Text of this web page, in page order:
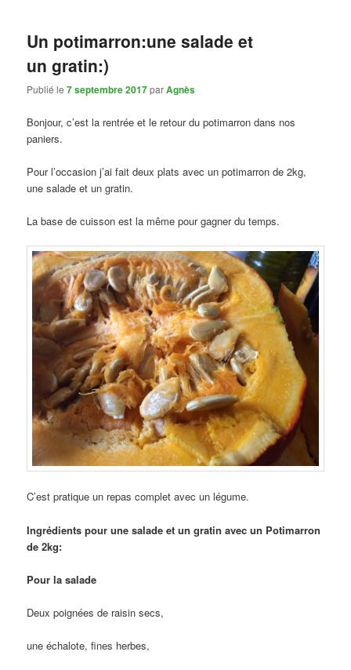
Un potimarron:une salade et
un gratin:)
Publié le7 septembre 2017parAgnès
Bonjour, c’est la rentrée et le retour du potimarron dans nos
paniers.
Pour l’occasion j’ai fait deux plats avec un potimarron de 2kg,
une salade et un gratin.
La base de cuisson est la même pour gagner du temps.
C’est pratique un repas complet avec un légume.
Ingrédients pour une salade et un gratin avec un Potimarron
de 2kg:
Pour la salade
Deux poignées de raisin secs,
une échalote, fines herbes,